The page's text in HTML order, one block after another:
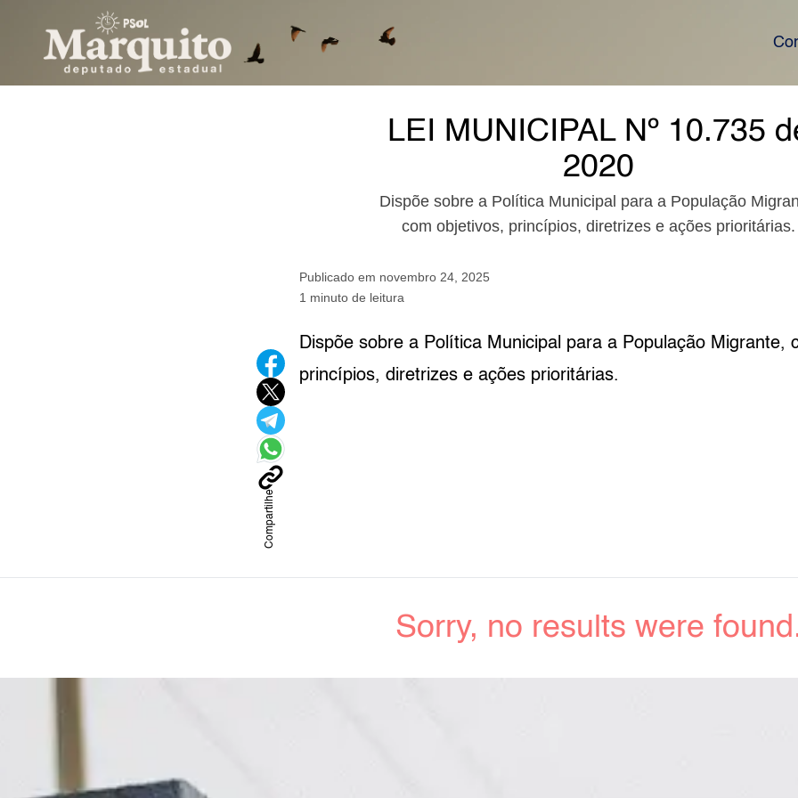
Pular para o conteúdo
LEI MUNICIPAL Nº 10.735
2020
Dispõe sobre a Política Municipal para a População
com objetivos, princípios, diretrizes e ações prioritárias.
Publicado em novembro 24, 2025
1 minuto de leitura
Compartilhe
Dispõe sobre a Política Municipal para a População Migrante,
princípios, diretrizes e ações prioritárias.
Sorry, no results were